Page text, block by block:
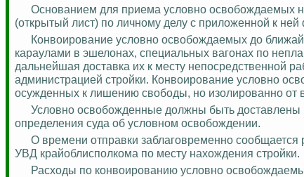
Основанием для приема условно освобождаемых
(открытый лист) по личному делу с приложенной к ней
Конвоирование условно освобождаемых до
караулами в эшелонах, специальных вагонах по
дальнейшая доставка их к месту непосредственной
администрацией стройки. Конвоирование условно
осужденных к лишению свободы, но изолированно от
Условно освобожденные должны быть доставлены
определения суда об условном освобождении.
О времени отправки заблаговременно
УВД крайоблисполкома по месту нахождения стройки.
Расходы по конвоированию условно